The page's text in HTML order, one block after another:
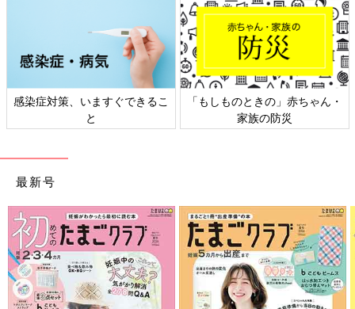
は、軽い体操なら1日30分×6日（週に180分以上）、早歩きの散
歩なら1日30分×5日（週に150分以上）の運動に相当します。
隙間時間を活用して、運動する習慣をつけていきましょう。
尿酸値が高めな人におすすめの食事とは
すぐできるこ
「もしものときの」赤ちゃん・
日本外来小児科
最新号